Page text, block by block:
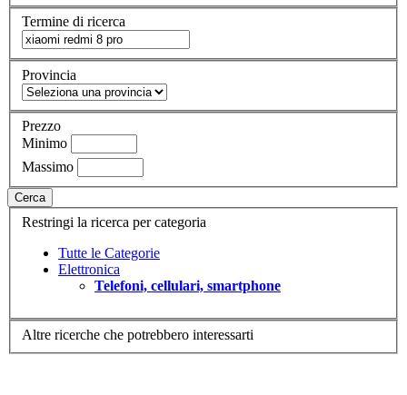
Termine di ricerca
Provincia
Prezzo
Minimo
Massimo
Cerca
Restringi la ricerca per categoria
Tutte le Categorie
Elettronica
Telefoni, cellulari, smartphone
Altre ricerche che potrebbero interessarti